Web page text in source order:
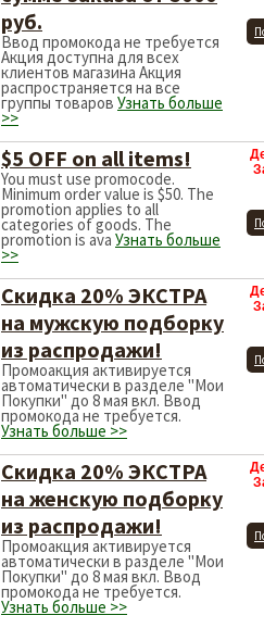
руб.
Ввод промокода не требуется
Акция доступна для всех
клиентов магазина Акция
распространяется на все
группы товаров Узнать больше
>>
$5 OFF on all items!
You must use promocode.
Minimum order value is $50. The
promotion applies to all
categories of goods. The
promotion is ava Узнать больше
>>
Скидка 20% ЭКСТРА
на мужскую подборку
из распродажи!
Промоакция активируется
автоматически в разделе "Мои
Покупки" до 8 мая вкл. Ввод
промокода не требуется.
Узнать больше >>
Скидка 20% ЭКСТРА
на женскую подборку
из распродажи!
Промоакция активируется
автоматически в разделе "Мои
Покупки" до 8 мая вкл. Ввод
промокода не требуется.
Узнать больше >>